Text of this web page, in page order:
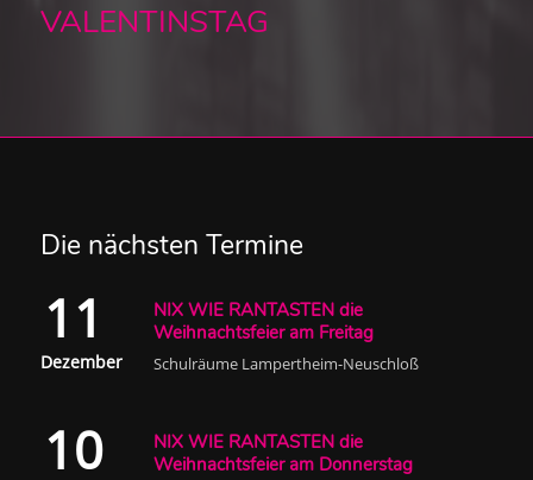
VALENTINSTAG
Die nächsten Termine
11
Dezember
NIX WIE RANTASTEN die
Weihnachtsfeier am Freitag
Schulräume Lampertheim-Neuschloß
10
NIX WIE RANTASTEN die
Weihnachtsfeier am Donnerstag